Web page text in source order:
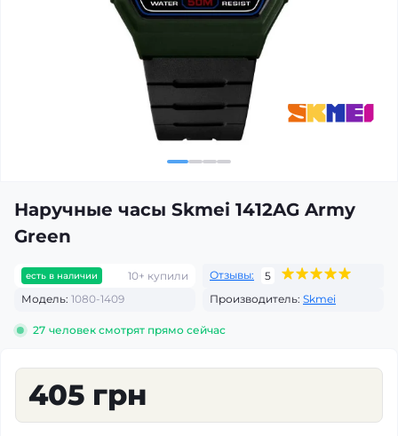
Наручные часы Skmei 1412AG Army
Green
есть в наличии 10+ купили Отзывы:
5
Модель: 1080-1409 Производитель: Skmei
27 человек смотрят прямо сейчас
405 грн